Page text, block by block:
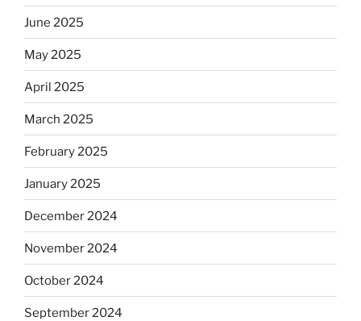
June 2025
May 2025
April 2025
March 2025
February 2025
January 2025
December 2024
November 2024
October 2024
September 2024